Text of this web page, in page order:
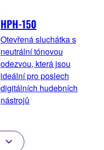
HPH-150
Otevřená sluchátka s
neutrální tónovou
odezvou, která jsou
ideální pro poslech
digitálních hudebních
nástrojů